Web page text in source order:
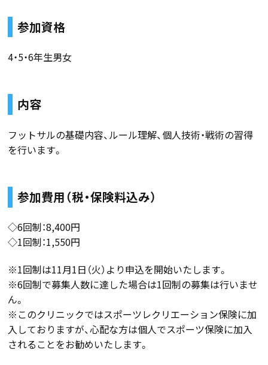
参加資格
4・5・6年生男女
内容
フットサルの基礎内容、ルール理解、個人技術・戦術の習得
を行います。
参加費用（税・保険料込み）
◇6回制：8,400円
◇1回制：1,550円
※1回制は11月1日（火）より申込を開始いたします。
※6回制で募集人数に達した場合は1回制の募集は行いませ
ん。
※このクリニックではスポーツレクリエーション保険に加
入しておりますが、心配な方は個人でスポーツ保険に加入
されることをお勧めいたします。